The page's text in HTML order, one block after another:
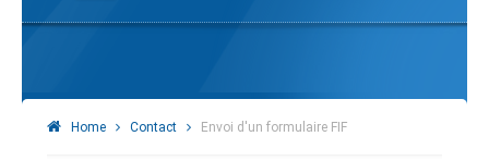
Home Contact Envoi d'un formulaire FIF